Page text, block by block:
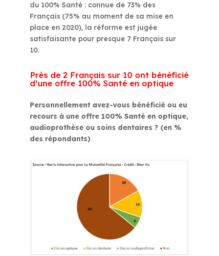
du 100% Santé : connue de 73% des
Français (75% au moment de sa mise en
place en 2020), la réforme est jugée
satisfaisante pour presque 7 Français sur
10.
Près de 2 Français sur 10 ont bénéficié
d’une offre 100% Santé en optique
Personnellement avez-vous bénéficié ou eu
recours à une offre 100% Santé en optique,
audioprothèse ou soins dentaires ? (en %
des répondants)